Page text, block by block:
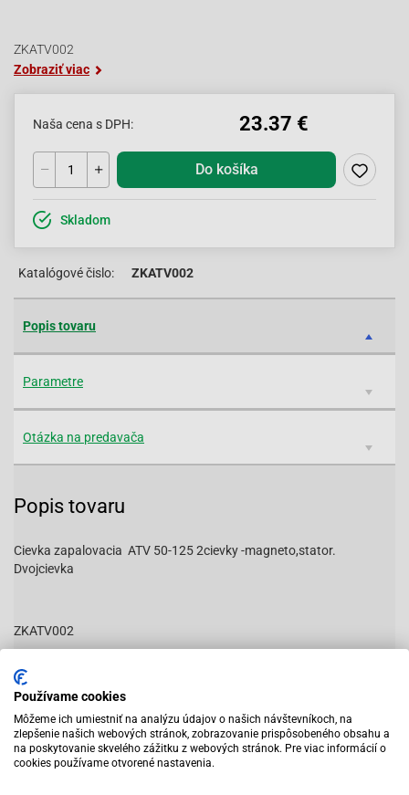
ZKATV002
Zobraziť viac
Naša cena s DPH: 23.37 €
Do košíka
Skladom
Katalógové čislo: ZKATV002
Popis tovaru
Parametre
Otázka na predavača
Popis tovaru
Cievka zapalovacia ATV 50-125 2cievky -magneto,stator.
Dvojcievka
ZKATV002
Vybavený servis s odborným vyškoleným personálom
Pri objednaní do 12:00 tovar zajtra u vás
Používame cookies
Môžeme ich umiestniť na analýzu údajov o našich návštevníkoch, na
zlepšenie našich webových stránok, zobrazovanie prispôsobeného obsahu a
na poskytovanie skvelého zážitku z webových stránok. Pre viac informácií o
cookies používame otvorené nastavenia.